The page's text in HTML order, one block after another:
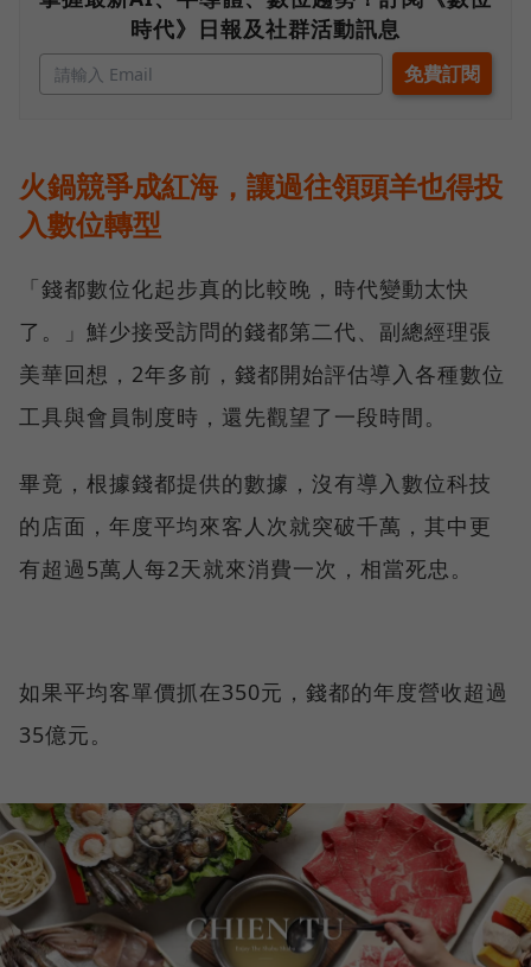
時代》日報及社群活動訊息
火鍋競爭成紅海，讓過往領頭羊也得投
入數位轉型
「錢都數位化起步真的比較晚，時代變動太快
了。」鮮少接受訪問的錢都第二代、副總經理張
美華回想，2年多前，錢都開始評估導入各種數位
工具與會員制度時，還先觀望了一段時間。
畢竟，根據錢都提供的數據，沒有導入數位科技
的店面，年度平均來客人次就突破千萬，其中更
有超過5萬人每2天就來消費一次，相當死忠。
如果平均客單價抓在350元，錢都的年度營收超過
35億元。